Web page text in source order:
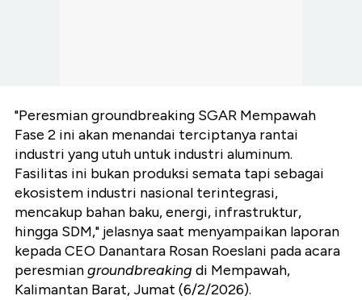
"Peresmian groundbreaking SGAR Mempawah
Fase 2 ini akan menandai terciptanya rantai
industri yang utuh untuk industri aluminum.
Fasilitas ini bukan produksi semata tapi sebagai
ekosistem industri nasional terintegrasi,
mencakup bahan baku, energi, infrastruktur,
hingga SDM," jelasnya saat menyampaikan laporan
kepada CEO Danantara Rosan Roeslani pada acara
peresmiangroundbreaking di Mempawah,
Kalimantan Barat, Jumat (6/2/2026).